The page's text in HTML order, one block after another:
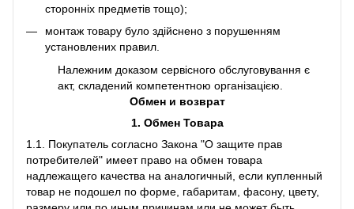
сторонніх предметів тощо);
монтаж товару було здійснено з порушенням
установлених правил.
Належним доказом сервісного обслуговування є
акт, складений компетентною організацією.
Обмен и возврат
1. Обмен Товара
1.1. Покупатель согласно Закона "О защите прав
потребителей" имеет право на обмен товара
надлежащего качества на аналогичный, если купленный
товар не подошел по форме, габаритам, фасону, цвету,